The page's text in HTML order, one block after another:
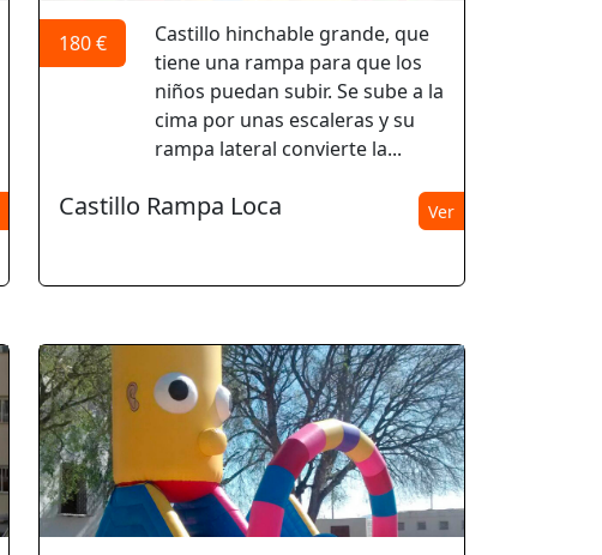
Castillo hinchable grande, que
tiene una rampa para que los
niños puedan subir. Se sube a la
cima por unas escaleras y su
rampa lateral convierte la...
180 €
Castillo Rampa Loca Ver